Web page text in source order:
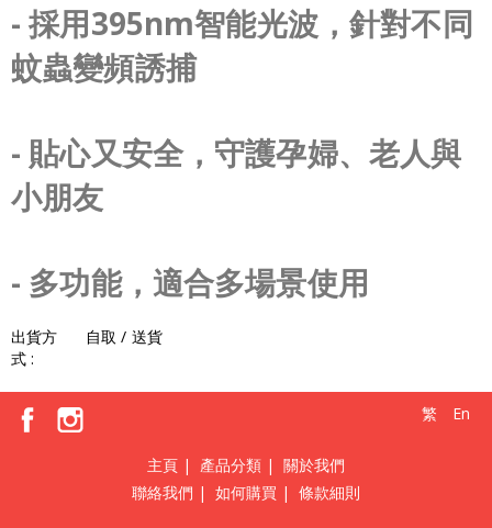
- 採用395nm智能光波，針對不同
蚊蟲變頻誘捕
- 貼心又安全，守護孕婦、老人與
小朋友
- 多功能，適合多場景使用
出貨方
式 :
自取 / 送貨
繁 En
主頁 | 產品分類 | 關於我們
聯絡我們 | 如何購買 | 條款細則